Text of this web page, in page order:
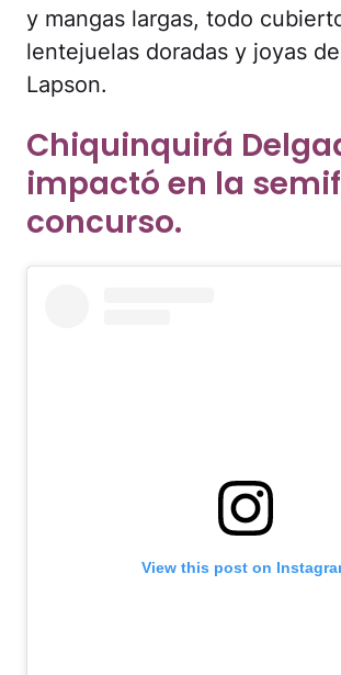
y mangas largas, todo
lentejuelas doradas y joyas
Lapson.
Chiquinquirá
impactó en la
concurso.
View this post on